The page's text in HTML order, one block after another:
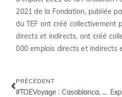
2021 de la Fondation, publiée
du TEF ont créé collectivement
directs et indirects. ont créé
000 emplois directs et indirects
PRÉCÉDENT
#TOEVoyage : Casablanca, Paris, Lagos, Lusaka et Dar es Salaam – en sept jours